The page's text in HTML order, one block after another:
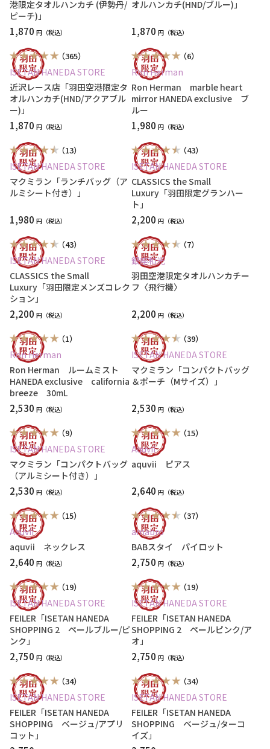
港限定タオルハンカチ (伊勢丹/
ピーチ)」
1,870 円
オルハンカチ(HND/ブルー)」
1,870 円
（365）
ISETAN HANEDA STORE
近沢レース店「羽田空港限定タ
オルハンカチ(HND/アクアブル
ー)」
1,870 円
（6）
Ron Herman
Ron Herman marble heart
mirror HANEDA exclusive ブ
ルー
1,980 円
（13）
ISETAN HANEDA STORE
マクミラン「ランチバッグ（ア
ルミシート付き）」
1,980 円
（43）
ISETAN HANEDA STORE
CLASSICS the Small
Luxury「羽田限定グランハー
ト」
2,200 円
（43）
ISETAN HANEDA STORE
CLASSICS the Small
Luxury「羽田限定メンズコレク
ション」
2,200 円
（7）
銀座和光
羽田空港限定タオルハンカチー
フ〈飛行機〉
2,200 円
（1）
Ron Herman
Ron Herman ルームミスト
HANEDA exclusive california
breeze 30mL
2,530 円
（39）
ISETAN HANEDA STORE
マクミラン「コンパクトバッグ
＆ポーチ（Mサイズ）」
2,530 円
（9）
ISETAN HANEDA STORE
マクミラン「コンパクトバッグ
（アルミシート付き）」
2,530 円
（15）
Aquvii
aquvii ピアス
2,640 円
（15）
Aquvii
aquvii ネックレス
2,640 円
（37）
amabro
BABスタイ パイロット
2,750 円
（19）
ISETAN HANEDA STORE
FEILER「ISETAN HANEDA
SHOPPING 2 ペールブルー/ピ
ンク」
2,750 円
（19）
ISETAN HANEDA STORE
FEILER「ISETAN HANEDA
SHOPPING 2 ペールピンク/ア
オ」
2,750 円
（34）
ISETAN HANEDA STORE
FEILER「ISETAN HANEDA
SHOPPING ベージュ/アプリ
コット」
（34）
ISETAN HANEDA STORE
FEILER「ISETAN HANEDA
SHOPPING ベージュ/ターコ
イズ」